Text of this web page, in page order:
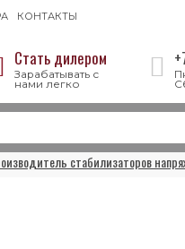
КОНТАКТЫ
Стать дилером
Зарабатывать с
нами легко
стабилизаторов